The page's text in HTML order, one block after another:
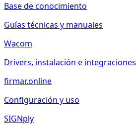
Base de conocimiento
Guías técnicas y manuales
Wacom
Drivers, instalación e integraciones
firmar.online
Configuración y uso
SIGNply